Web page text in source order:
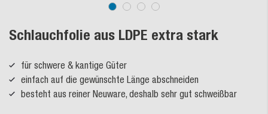
Schlauchfolie aus LDPE extra stark
für schwere & kantige Güter
einfach auf die gewünschte Länge abschneiden
besteht aus reiner Neuware, deshalb sehr gut schweißbar